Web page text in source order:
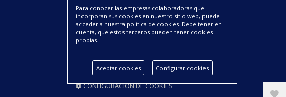
SOBRE NOSOTROS
CONDICIONES DE ENVÍO Y ENTREGA
POLÍTICA DE DEVOLUCIONES
AVISO LEGAL
POLÍTICA DE PRIVACIDAD
POLÍTICA DE COOKIES
CONFIGURACIÓN DE COOKIES
Para conocer las empresas colaboradoras que
incorporan sus cookies en nuestro sitio web, puede
acceder a nuestra política de cookies. Debe tener en
cuenta, que estos terceros pueden tener cookies
propias.
Aceptar cookies Configurar cookies